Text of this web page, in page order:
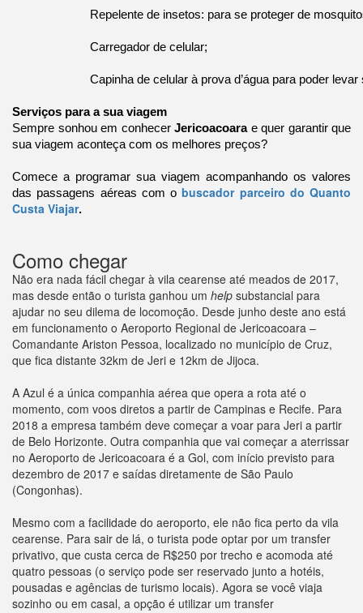
Repelente de insetos: para se proteger de
Carregador de celular;
Capinha de celular à prova d’água para poder
Serviços para a sua viagem
Sempre sonhou em conhecer Jericoacoara e quer garantir que
sua viagem aconteça com os melhores preços?
Comece a programar sua viagem acompanhando os valores
das passagens aéreas com o buscador parceiro do Quanto
Custa Viajar.
Como chegar
Não era nada fácil chegar à vila cearense até meados de 2017,
mas desde então o turista ganhou um help substancial para
ajudar no seu dilema de locomoção. Desde junho deste ano está
em funcionamento o Aeroporto Regional de Jericoacoara –
Comandante Ariston Pessoa, localizado no município de Cruz,
que fica distante 32km de Jeri e 12km de Jijoca.
A Azul é a única companhia aérea que opera a rota até o
momento, com voos diretos a partir de Campinas e Recife. Para
2018 a empresa também deve começar a voar para Jeri a partir
de Belo Horizonte. Outra companhia que vai começar a aterrissar
no Aeroporto de Jericoacoara é a Gol, com início previsto para
dezembro de 2017 e saídas diretamente de São Paulo
(Congonhas).
Mesmo com a facilidade do aeroporto, ele não fica perto da vila
cearense. Para sair de lá, o turista pode optar por um transfer
privativo, que custa cerca de R$250 por trecho e acomoda até
quatro pessoas (o serviço pode ser reservado junto a hotéis,
pousadas e agências de turismo locais). Agora se você viaja
sozinho ou em casal, a opção é utilizar um transfer